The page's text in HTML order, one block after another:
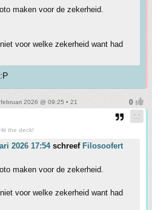
maken voor de zekerheid.
voor welke zekerheid want had
2026 @ 09:25 • 21
Hit the deck!
2026 17:54schreef Filosoofert
maken voor de zekerheid.
voor welke zekerheid want had